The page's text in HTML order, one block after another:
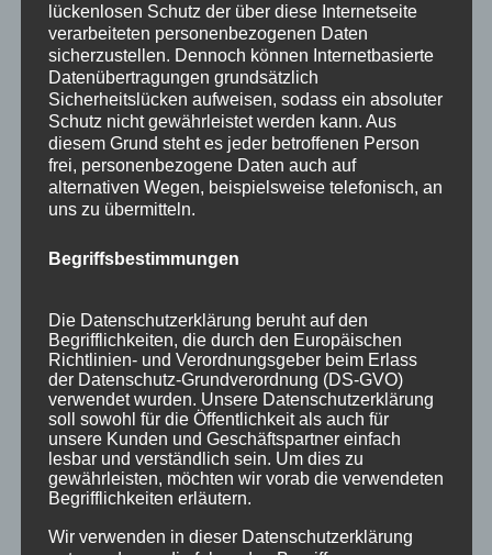
Themen machen die bunte Jahreszeit
besonders interessant....
« Ältere Einträge
Neueste Beiträge
Veranstaltungen im August 2026 in Oberstdorf
Oberstdorf im Mai – perfekter Frühlingsurlaub
im Allgäu
Extra Rabatt im März
Traveller Review Award 2026
Blog Archiv
lückenlosen Schutz der über diese Internetseite
verarbeiteten personenbezogenen Daten
sicherzustellen. Dennoch können Internetbasierte
Datenübertragungen grundsätzlich
Sicherheitslücken aufweisen, sodass ein absoluter
Schutz nicht gewährleistet werden kann. Aus
diesem Grund steht es jeder betroffenen Person
frei, personenbezogene Daten auch auf
alternativen Wegen, beispielsweise telefonisch, an
uns zu übermitteln.
Begriffsbestimmungen
Die Datenschutzerklärung beruht auf den
Begrifflichkeiten, die durch den Europäischen
Richtlinien- und Verordnungsgeber beim Erlass
der Datenschutz-Grundverordnung (DS-GVO)
verwendet wurden. Unsere Datenschutzerklärung
soll sowohl für die Öffentlichkeit als auch für
unsere Kunden und Geschäftspartner einfach
lesbar und verständlich sein. Um dies zu
gewährleisten, möchten wir vorab die verwendeten
Begrifflichkeiten erläutern.
Wir verwenden in dieser Datenschutzerklärung